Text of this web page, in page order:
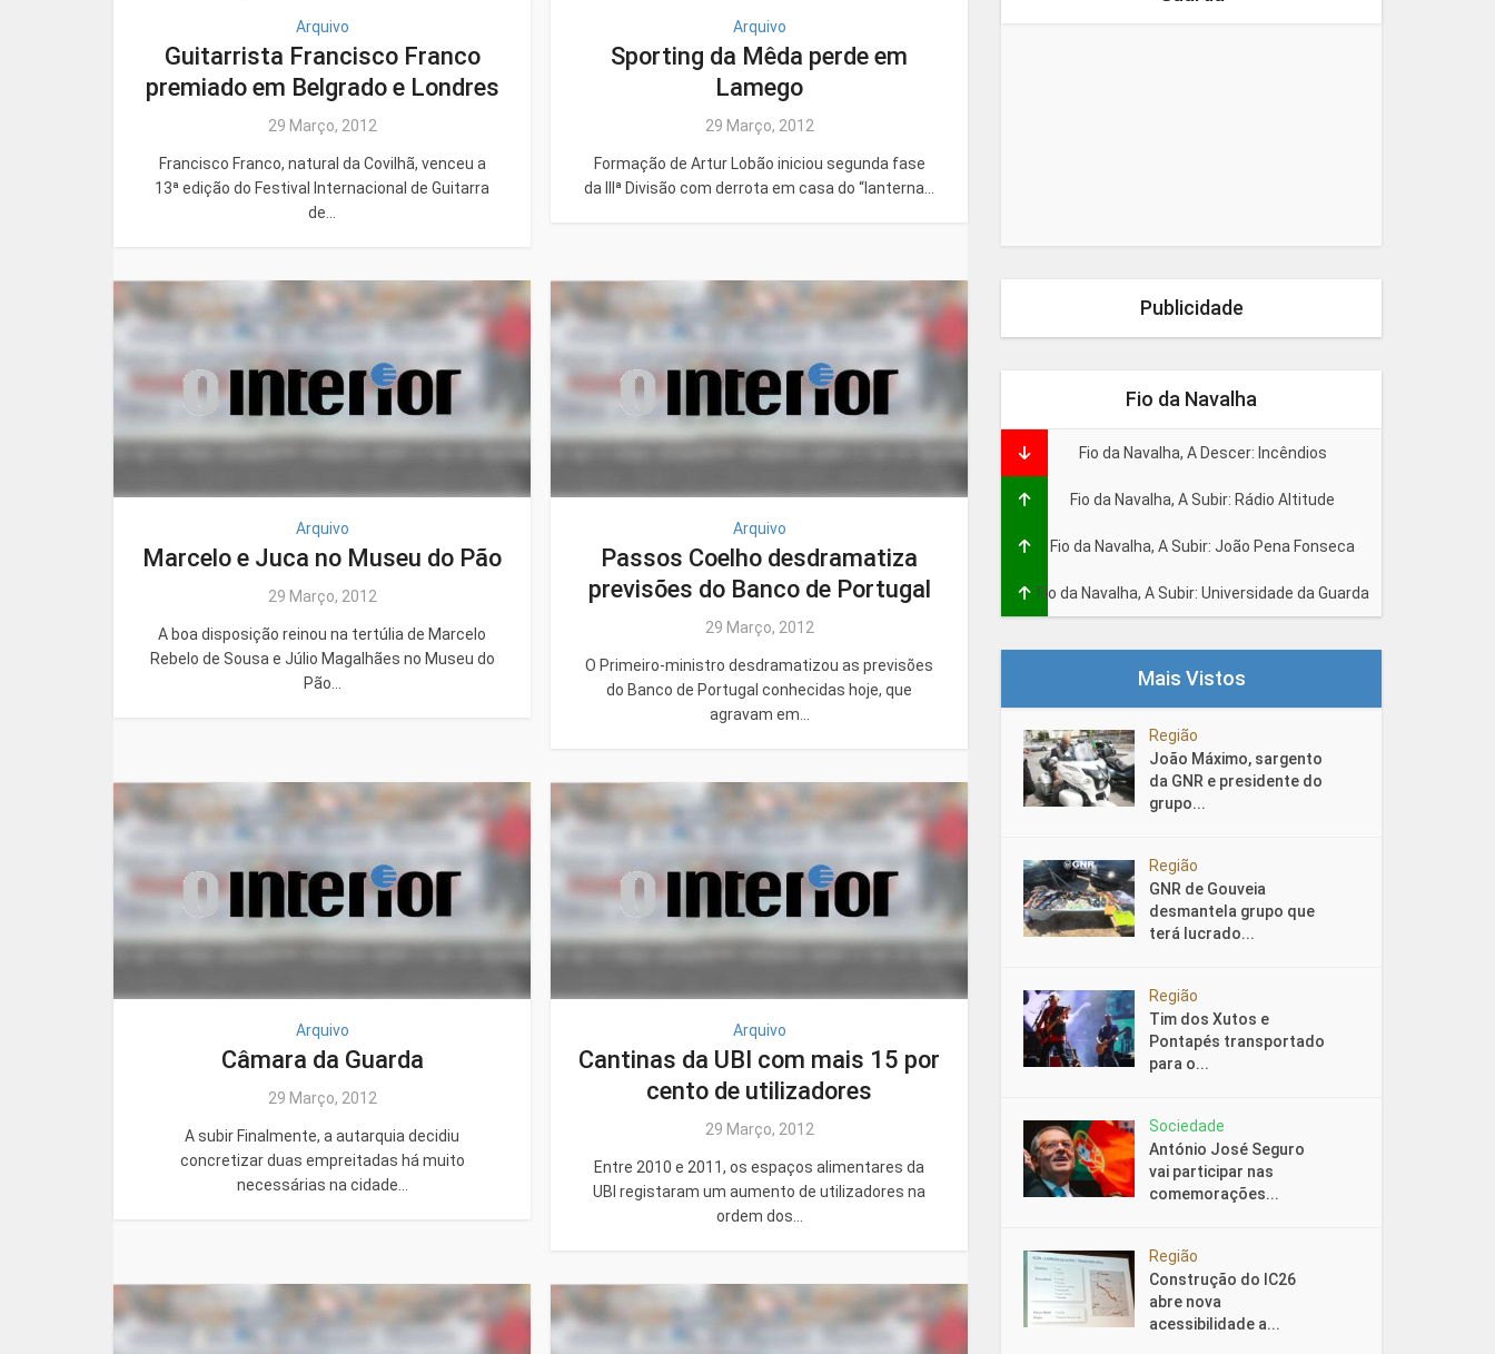
Arquivo
Guitarrista Francisco Franco
premiado em Belgrado e Londres
29 Março, 2012
Francisco Franco, natural da Covilhã, venceu a
13ª edição do Festival Internacional de Guitarra
de...
Arquivo
Sporting da Mêda perde em
Lamego
29 Março, 2012
Formação de Artur Lobão iniciou segunda fase
da IIIª Divisão com derrota em casa do “lanterna...
Arquivo
Marcelo e Juca no Museu do Pão
29 Março, 2012
A boa disposição reinou na tertúlia de Marcelo
Rebelo de Sousa e Júlio Magalhães no Museu do
Pão...
Arquivo
Passos Coelho desdramatiza
previsões do Banco de Portugal
29 Março, 2012
O Primeiro-ministro desdramatizou as previsões
do Banco de Portugal conhecidas hoje, que
agravam em...
Arquivo
Câmara da Guarda
29 Março, 2012
A subir Finalmente, a autarquia decidiu
concretizar duas empreitadas há muito
necessárias na cidade...
Arquivo
Cantinas da UBI com mais 15 por
cento de utilizadores
29 Março, 2012
Entre 2010 e 2011, os espaços alimentares da
UBI registaram um aumento de utilizadores na
ordem dos...
Publicidade
Fio da Navalha
Fio da Navalha, A Descer: Incêndios
Fio da Navalha, A Subir: Rádio Altitude
Fio da Navalha, A Subir: João Pena Fonseca
Fio da Navalha, A Subir: Universidade da Guarda
Mais Vistos
Região
João Máximo, sargento
da GNR e presidente do
grupo...
Região
GNR de Gouveia
desmantela grupo que
terá lucrado...
Região
Tim dos Xutos e
Pontapés transportado
para o...
Sociedade
António José Seguro
vai participar nas
comemorações...
Região
Construção do IC26
abre nova
acessibilidade a...